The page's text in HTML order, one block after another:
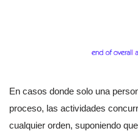
En casos donde solo una
proceso, las actividades
cualquier orden, suponiendo